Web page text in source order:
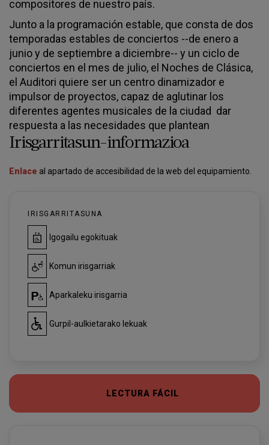
compositores de nuestro país.
Junto a la programación estable, que consta de dos
temporadas estables de conciertos --de enero a
junio y de septiembre a diciembre-- y un ciclo de
conciertos en el mes de julio, el Noches de Clásica,
el Auditori quiere ser un centro dinamizador e
impulsor de proyectos, capaz de aglutinar los
diferentes agentes musicales de la ciudad dar
respuesta a las necesidades que plantean
Irisgarritasun-informazioa
Enlace al apartado de accesibilidad de la web del equipamiento.
IRISGARRITASUNA
Igogailu egokituak
Komun irisgarriak
Aparkaleku irisgarria
Gurpil-aulkietarako lekuak
LECTURA FÁCIL